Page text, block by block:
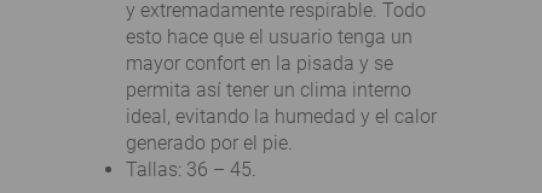
y extremadamente respirable. Todo
esto hace que el usuario tenga un
mayor confort en la pisada y se
permita así tener un clima interno
ideal, evitando la humedad y el calor
generado por el pie.
Tallas: 36 – 45.